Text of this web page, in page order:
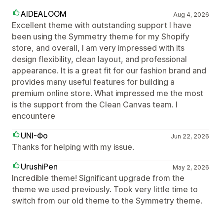
AIDEALOOM Aug 4, 2026
Excellent theme with outstanding support I have
been using the Symmetry theme for my Shopify
store, and overall, I am very impressed with its
design flexibility, clean layout, and professional
appearance. It is a great fit for our fashion brand and
provides many useful features for building a
premium online store. What impressed me the most
is the support from the Clean Canvas team. I
encountere
UNI-Фо
Jun 22, 2026
Thanks for helping with my issue.
UrushiPen
May 2, 2026
Incredible theme! Significant upgrade from the
theme we used previously. Took very little time to
switch from our old theme to the Symmetry theme.